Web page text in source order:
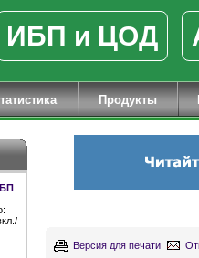
ИБП и ЦОД
Продукты
Версия для печати